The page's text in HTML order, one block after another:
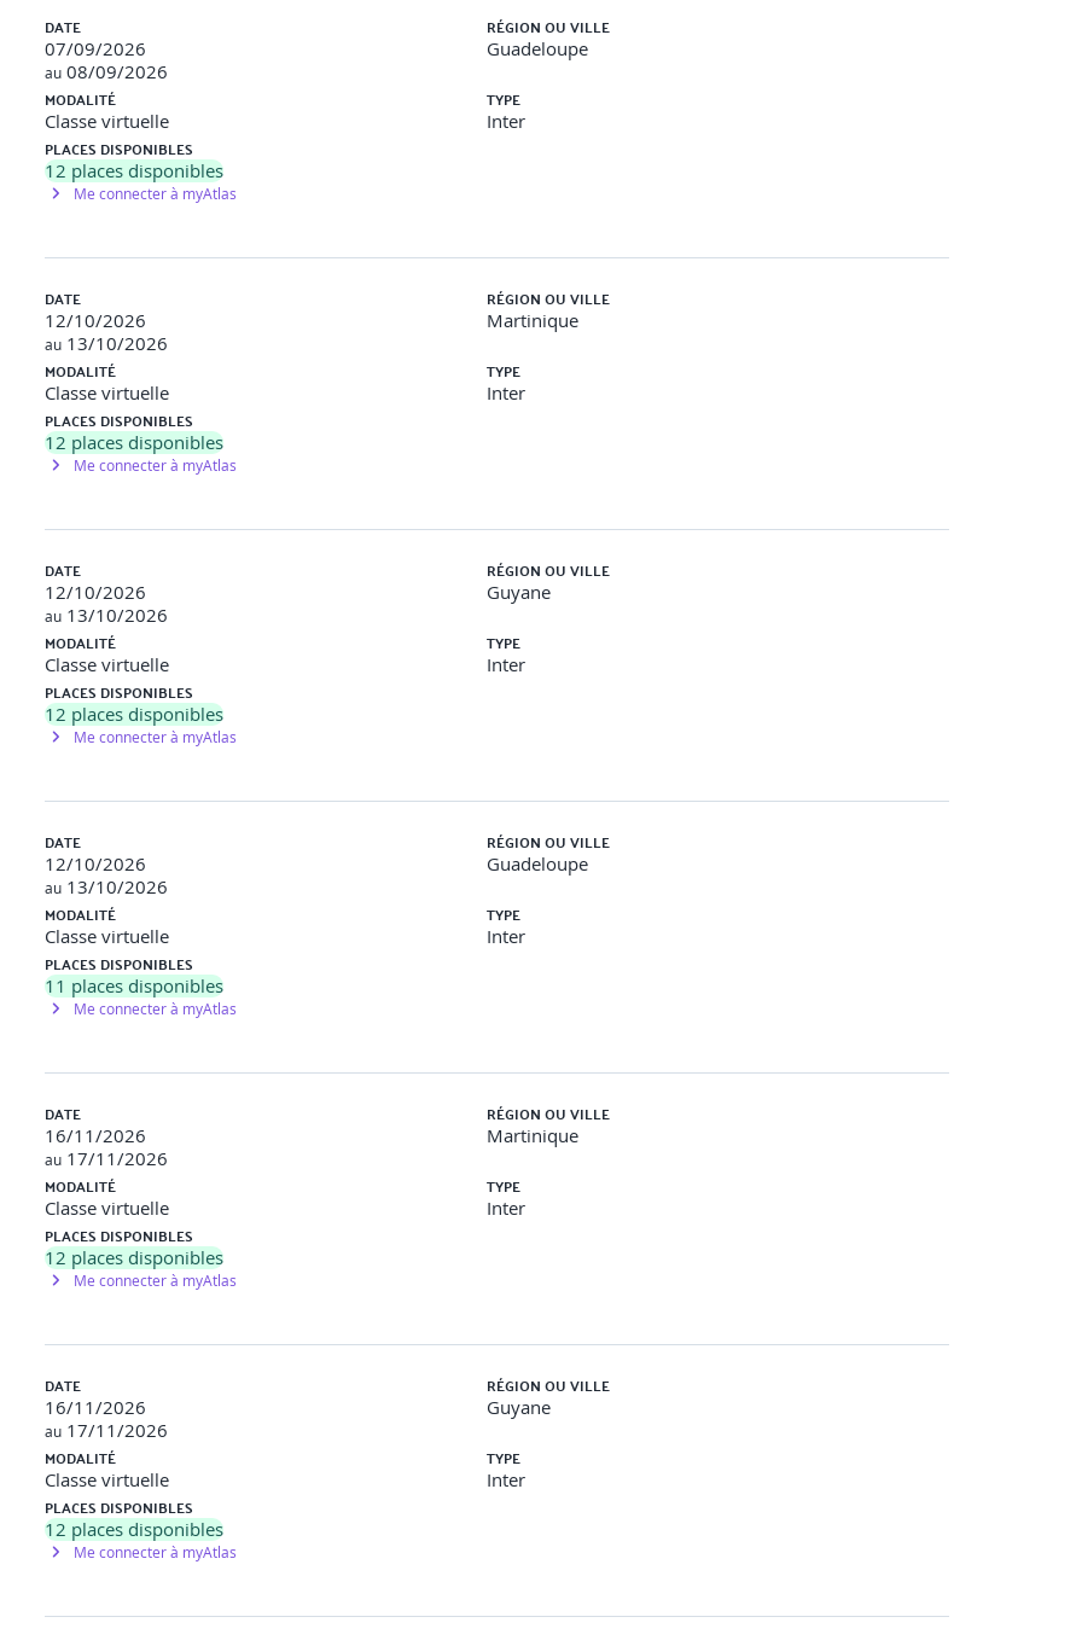
maintien de la motivation
clés
DATE
07/09/2026
au 08/09/2026
RÉGION OU VILLE
Guadeloupe
MODALITÉ
Classe virtuelle
TYPE
Inter
PLACES DISPONIBLES
12 places disponibles
Me connecter à myAtlas
DATE
12/10/2026
au 13/10/2026
RÉGION OU VILLE
Martinique
MODALITÉ
Classe virtuelle
TYPE
Inter
PLACES DISPONIBLES
12 places disponibles
Me connecter à myAtlas
DATE
12/10/2026
au 13/10/2026
RÉGION OU VILLE
Guyane
MODALITÉ
Classe virtuelle
TYPE
Inter
PLACES DISPONIBLES
12 places disponibles
Me connecter à myAtlas
DATE
12/10/2026
au 13/10/2026
RÉGION OU VILLE
Guadeloupe
MODALITÉ
Classe virtuelle
TYPE
Inter
PLACES DISPONIBLES
11 places disponibles
Me connecter à myAtlas
DATE
16/11/2026
au 17/11/2026
RÉGION OU VILLE
Martinique
MODALITÉ
Classe virtuelle
TYPE
Inter
PLACES DISPONIBLES
12 places disponibles
Me connecter à myAtlas
DATE
16/11/2026
au 17/11/2026
RÉGION OU VILLE
Guyane
MODALITÉ
Classe virtuelle
TYPE
Inter
PLACES DISPONIBLES
12 places disponibles
Me connecter à myAtlas